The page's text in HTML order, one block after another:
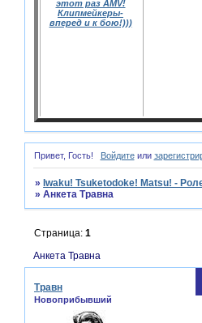
этот раз AMV!
Клипмейкеры-
вперед и к бою!)))
Привет, Гость! Войдитеили
» Iwaku! Tsuketodoke! Matsu! -
»Анкета Травна
Анкета Травна
Страница:1
Травн
Новоприбывший